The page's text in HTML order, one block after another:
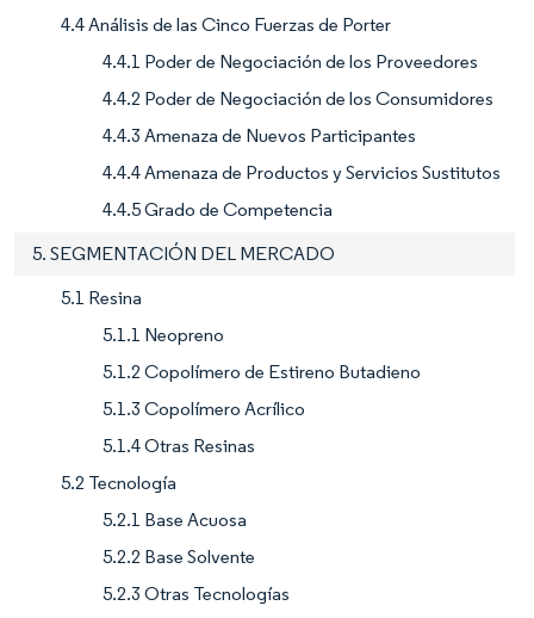
4.4 Análisis de las Cinco Fuerzas de Porter
4.4.1 Poder de Negociación de los Proveedores
4.4.2 Poder de Negociación de los Consumidores
4.4.3 Amenaza de Nuevos Participantes
4.4.4 Amenaza de Productos y Servicios Sustitutos
4.4.5 Grado de Competencia
5. SEGMENTACIÓN DEL MERCADO
5.1 Resina
5.1.1 Neopreno
5.1.2 Copolímero de Estireno Butadieno
5.1.3 Copolímero Acrílico
5.1.4 Otras Resinas
5.2 Tecnología
5.2.1 Base Acuosa
5.2.2 Base Solvente
5.2.3 Otras Tecnologías